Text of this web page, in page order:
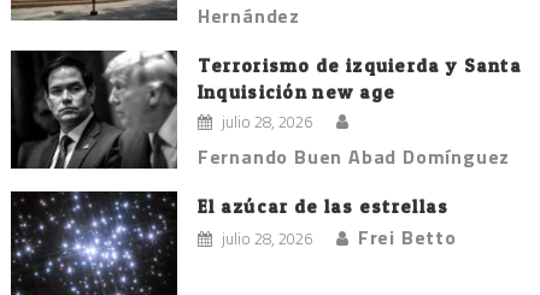
Hernández
Terrorismo de izquierda y Santa
Inquisición new age
julio 28, 2026
Fernando Buen Abad Domínguez
El azúcar de las estrellas
julio 28, 2026 Frei Betto